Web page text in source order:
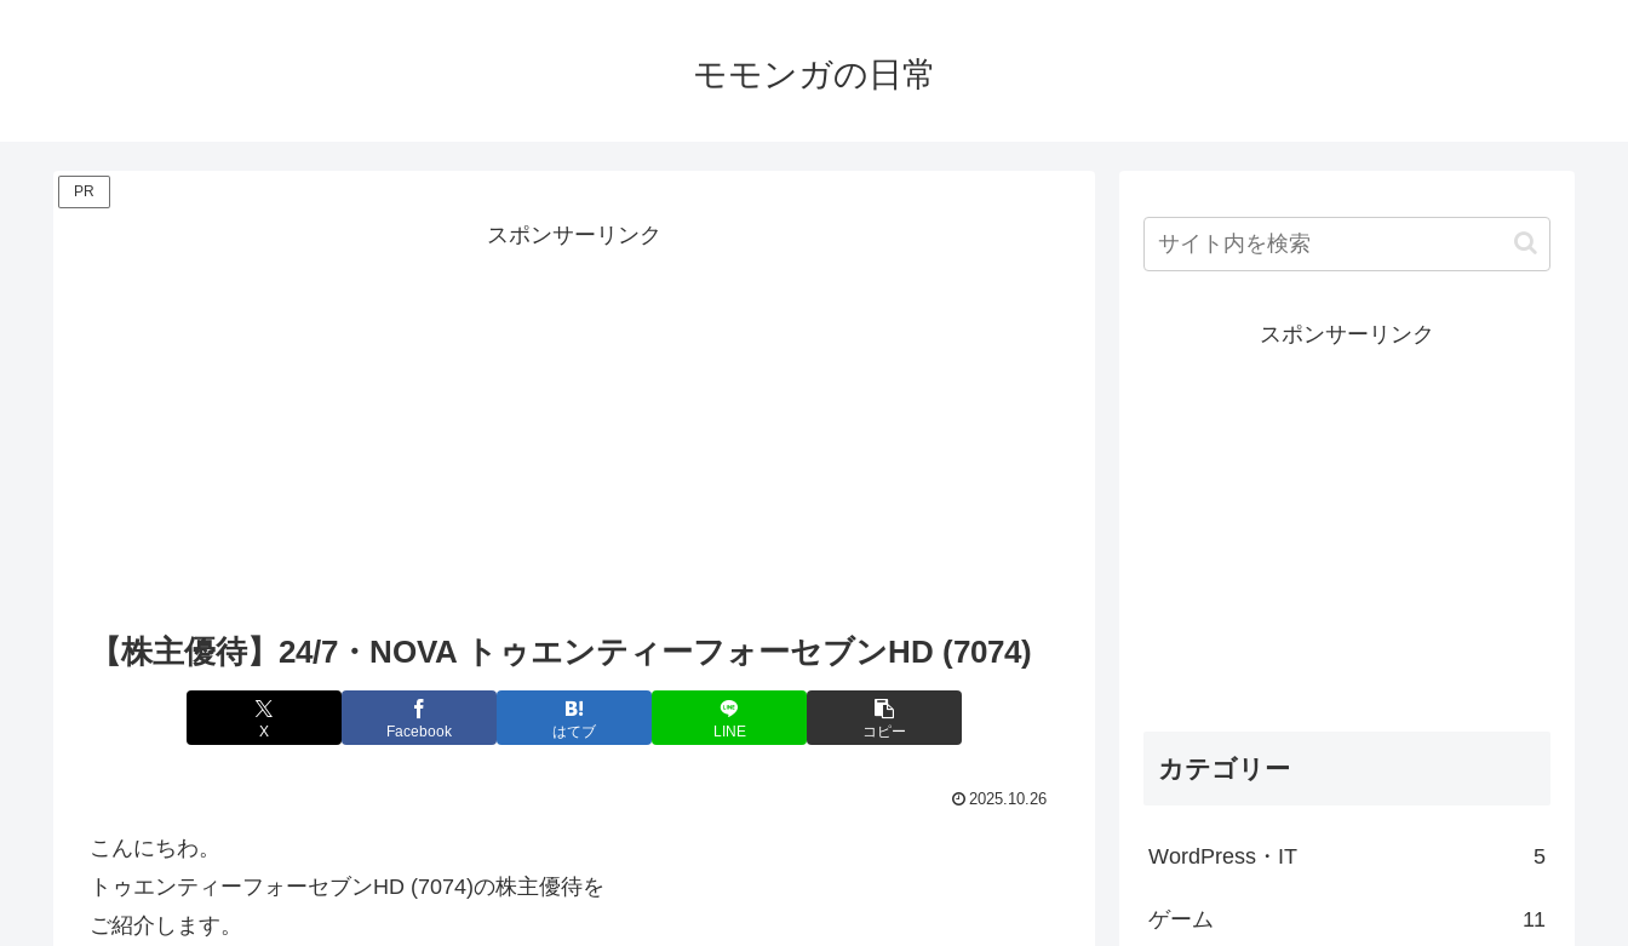
モモンガの日常
PR
スポンサーリンク
【株主優待】24/7・NOVA トゥエンティーフォーセブンHD (7074)
X Facebook はてブ LINE コピー
2025.10.26
こんにちわ。
トゥエンティーフォーセブンHD (7074)の株主優待を
ご紹介します。
スポンサーリンク
カテゴリー
WordPress・IT 5
ゲーム 11